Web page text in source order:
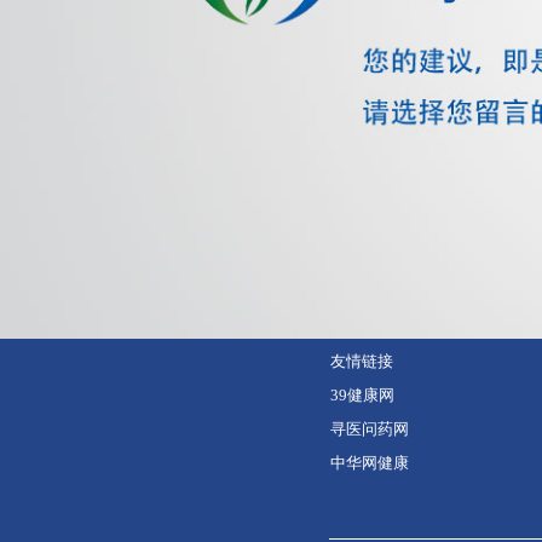
友情链接
39健康网
寻医问药网
中华网健康